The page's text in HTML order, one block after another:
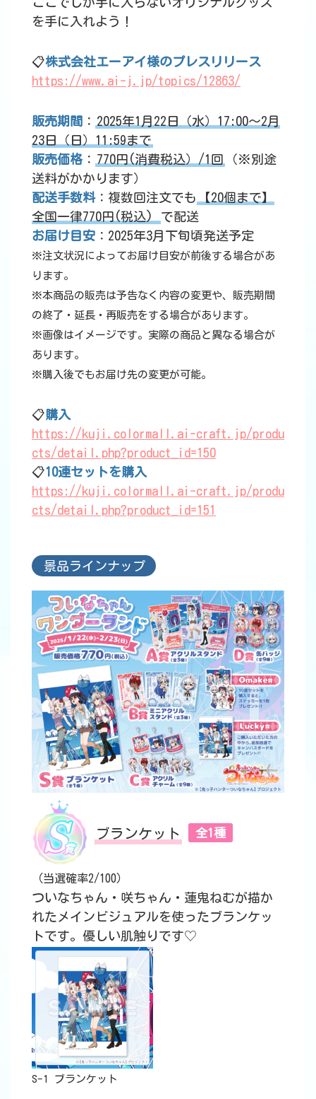
を手に入れよう！
📋株式会社エーアイ様のプレスリリース
https://www.ai-j.jp/topics/12863/
販売期間 ： 2025年1月22日（水）17:00～2月
23日（日）11:59まで
販売価格 ： 770円(消費税込）/1回
（※別途
送料がかかります）
配送手数料：複数回注文でも
【20個まで】
全国一律770円(税込)
で配送
お届け目安 ：2025年3月下旬頃発送予定
※注文状況によってお届け目安が前後する場合があ
ります。
※本商品の販売は予告なく内容の変更や、販売期間
の終了・延長・再販売をする場合があります。
※画像はイメージです。実際の商品と異なる場合が
あります。
※購入後でもお届け先の変更が可能。
📋購入
https://kuji.colormall.ai-craft.jp/produ
cts/detail.php?product_id=150
📋10連セットを購入
https://kuji.colormall.ai-craft.jp/produ
cts/detail.php?product_id=151
景品ラインナップ
ブランケット 全1種
（当選確率2/100）
ついなちゃん・咲ちゃん・蓮鬼ねむが描か
れたメインビジュアルを使ったブランケッ
トです。優しい肌触りです♡
S-1 ブランケット